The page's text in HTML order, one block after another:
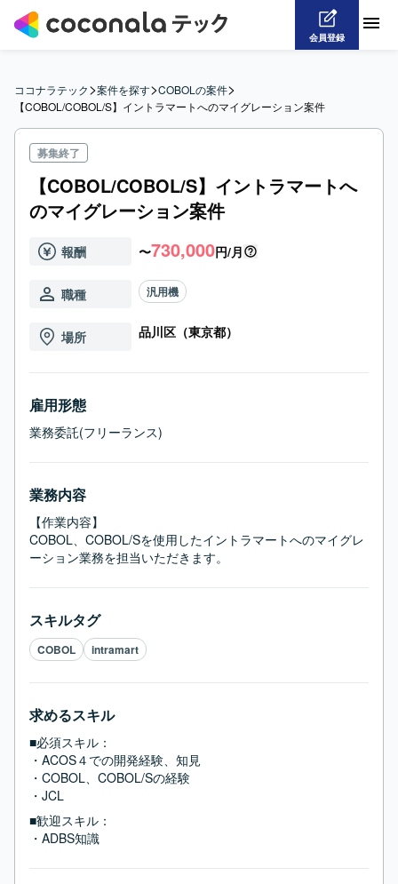
会員登録
ココナラテック>案件を探す>COBOLの案件>
【COBOL/COBOL/S】イントラマートへのマイグレーション案件
募集終了
【COBOL/COBOL/S】イントラマートへ
のマイグレーション案件
報酬 〜730,000円/月
職種 汎用機
場所 品川区（東京都）
雇用形態
業務委託(フリーランス)
業務内容
【作業内容】
COBOL、COBOL/Sを使用したイントラマートへのマイグレ
ーション業務を担当いただきます。
スキルタグ
COBOL intramart
求めるスキル
■必須スキル：
・ACOS４での開発経験、知見
・COBOL、COBOL/Sの経験
・JCL
■歓迎スキル：
・ADBS知識